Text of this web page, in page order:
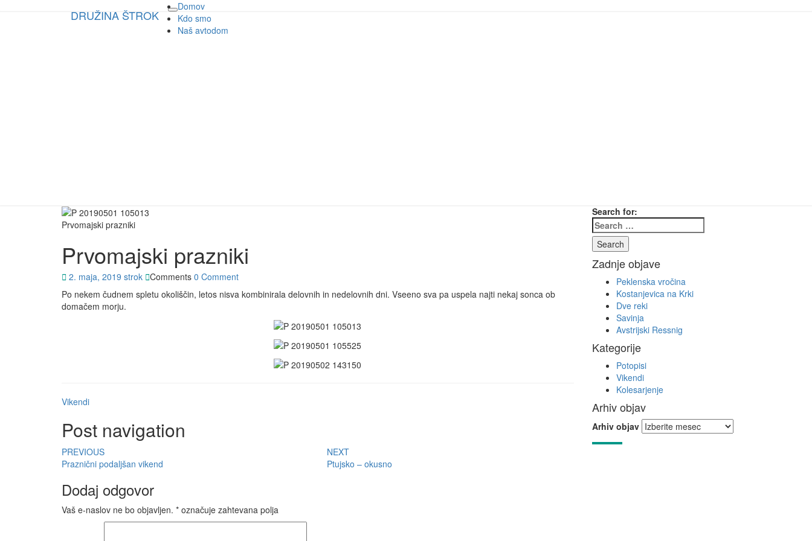
Toggle
navigation
DRUŽINA ŠTROK
Domov
Kdo smo
Naš avtodom
DRUŽINA ŠTROK
Prvomajski prazniki
Prvomajski prazniki
2. maja, 2019 strok Comments 0 Comment
Po nekem čudnem spletu okoliščin, letos nisva kombinirala delovnih in nedelovnih dni. Vseeno sva pa uspela najti nekaj sonca ob
domačem morju.
Vikendi
Post navigation
PREVIOUS
Praznični podaljšan vikend
NEXT
Ptujsko – okusno
Dodaj odgovor
Vaš e-naslov ne bo objavljen. * označuje zahtevana polja
Search for:
Search
Zadnje objave
Peklenska vročina
Kostanjevica na Krki
Dve reki
Savinja
Avstrijski Ressnig
Kategorije
Potopisi
Vikendi
Kolesarjenje
Arhiv objav
Arhiv objav